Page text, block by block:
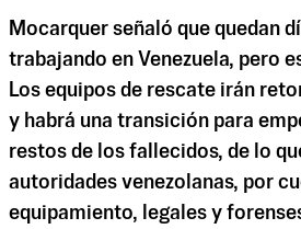
Mocarquer señaló que quedan
trabajando en Venezuela, pero
Los equipos de rescate irán
y habrá una transición para
restos de los fallecidos, de lo
autoridades venezolanas, por
equipamiento, legales y